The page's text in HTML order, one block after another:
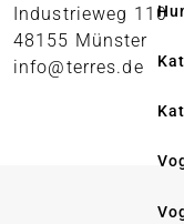
Industrieweg 110
48155 Münster
info@terres.de